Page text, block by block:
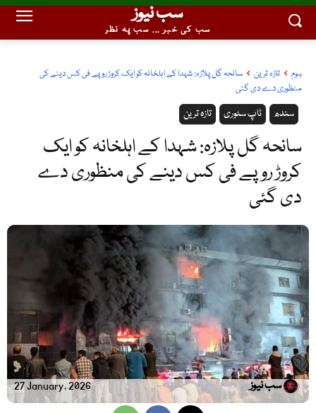
سب نیوز
سب کی خبر ... سب پہ نظر
ہوم تازہ ترین
سانحہ گل پلازہ: شہدا کے اہلخانہ کو ایک کروڑ روپے فی کس دینے کی
منظوری دے دی گئی
تازہ ترین ٹاپ سٹوری سندھ
سانحہ گل پلازہ: شہدا کے اہلخانہ کو ایک
کروڑ روپے فی کس دینے کی منظوری دے
دی گئی
27 January, 2026 سب نیوز